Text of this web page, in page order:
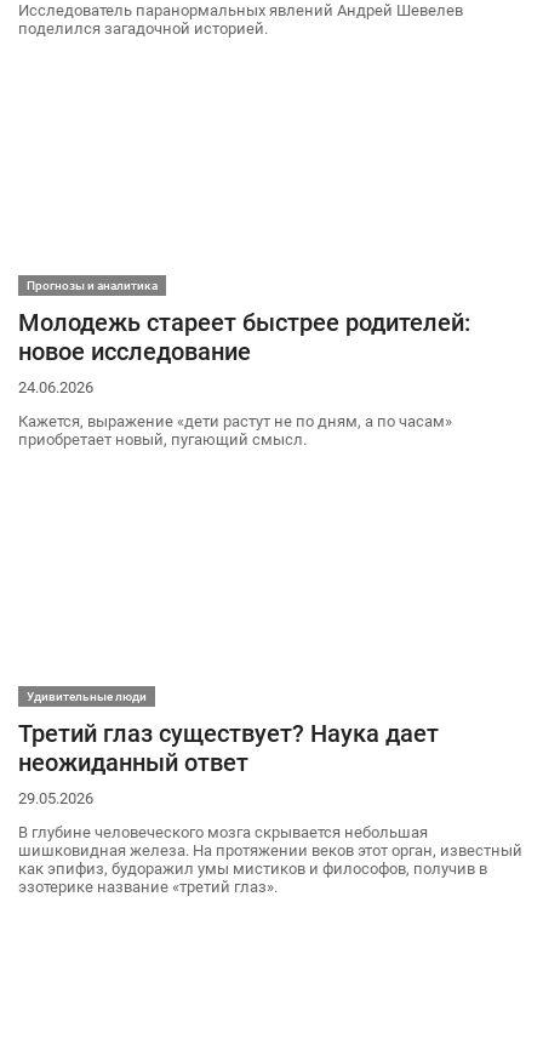
Исследователь паранормальных явлений Андрей Шевелев
поделился загадочной историей.
Прогнозы и аналитика
Молодежь стареет быстрее родителей:
новое исследование
24.06.2026
Кажется, выражение «дети растут не по дням, а по часам»
приобретает новый, пугающий смысл.
Удивительные люди
Третий глаз существует? Наука дает
неожиданный ответ
29.05.2026
В глубине человеческого мозга скрывается небольшая
шишковидная железа. На протяжении веков этот орган, известный
как эпифиз, будоражил умы мистиков и философов, получив в
эзотерике название «третий глаз».